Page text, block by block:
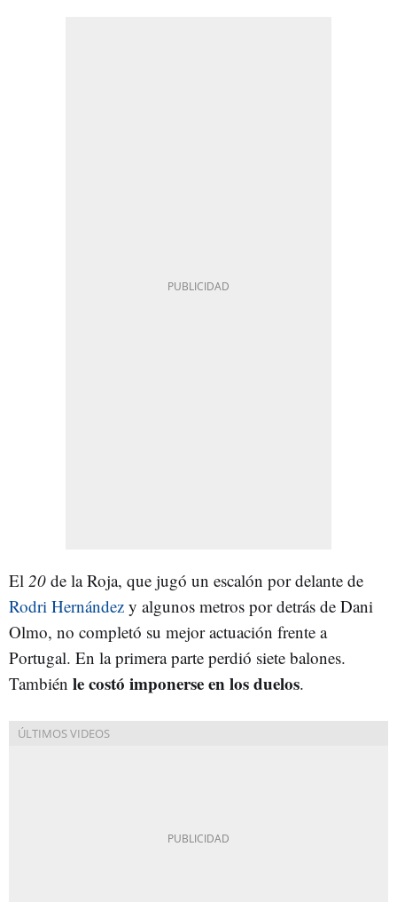
El 20 de la Roja, que jugó un escalón por delante de
Rodri Hernández y algunos metros por detrás de Dani
Olmo, no completó su mejor actuación frente a
Portugal. En la primera parte perdió siete balones.
También le costó imponerse en los duelos.